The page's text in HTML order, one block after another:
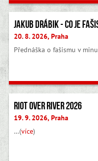
Jakub Drábik - Co je
20. 8. 2026, Praha
Přednáška o fašismu v
Riot Over River 2026
19. 9. 2026, Praha
…(více)